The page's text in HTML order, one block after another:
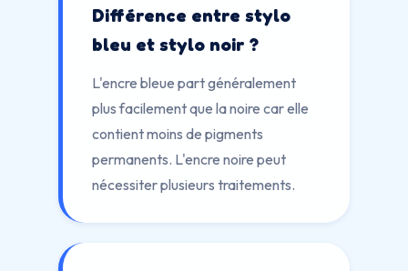
Différence entre stylo
bleu et stylo noir ?
L'encre bleue part généralement
plus facilement que la noire car elle
contient moins de pigments
permanents. L'encre noire peut
nécessiter plusieurs traitements.